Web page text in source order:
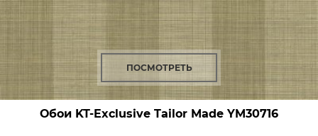
ПОСМОТРЕТЬ
Обои KT-Exclusive Tailor Made YM30716